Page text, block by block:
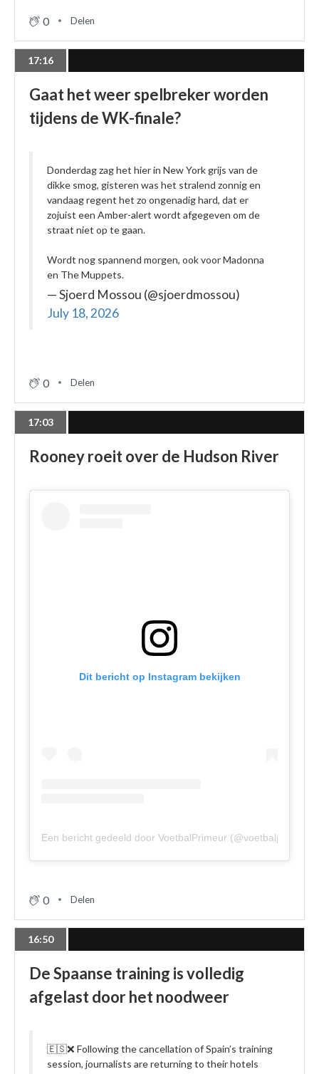
0 Delen
17:16
Gaat het weer spelbreker worden
tijdens de WK-finale?
Donderdag zag het hier in New York grijs van de
dikke smog, gisteren was het stralend zonnig en
vandaag regent het zo ongenadig hard, dat er
zojuist een Amber-alert wordt afgegeven om de
straat niet op te gaan.
Wordt nog spannend morgen, ook voor Madonna
en The Muppets.
— Sjoerd Mossou (@sjoerdmossou)
July 18, 2026
0 Delen
17:03
Rooney roeit over de Hudson River
Dit bericht op Instagram bekijken
Een bericht gedeeld door VoetbalPrimeur (@voetbalprimeur)
0 Delen
16:50
De Spaanse training is volledig
afgelast door het noodweer
🇪🇸❌ Following the cancellation of Spain’s training
session, journalists are returning to their hotels